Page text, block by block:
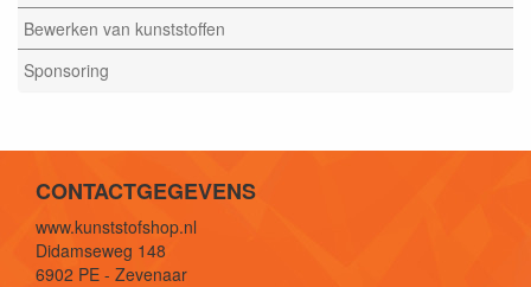
Bewerken van kunststoffen
Sponsoring
CONTACTGEGEVENS
www.kunststofshop.nl
Didamseweg 148
6902 PE - Zevenaar